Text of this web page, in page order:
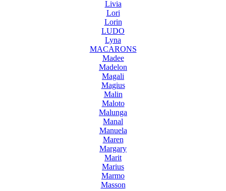
Livia
Lori
Lorin
LUDO
Lyna
MACARONS
Madee
Madelon
Magali
Magius
Malin
Maloto
Malunga
Manal
Manuela
Maren
Margary
Marit
Marius
Marmo
Masson